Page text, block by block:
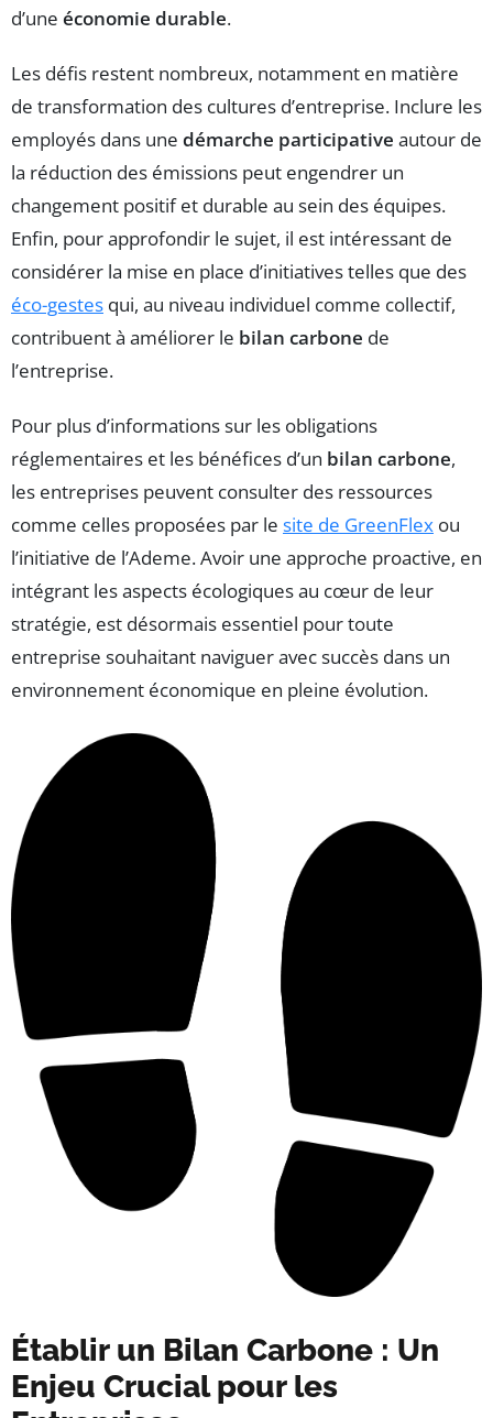
d’une économie durable.
Les défis restent nombreux, notamment en matière
de transformation des cultures d’entreprise. Inclure les
employés dans une démarche participative autour de
la réduction des émissions peut engendrer un
changement positif et durable au sein des équipes.
Enfin, pour approfondir le sujet, il est intéressant de
considérer la mise en place d’initiatives telles que des
éco-gestes qui, au niveau individuel comme collectif,
contribuent à améliorer le bilan carbone de
l’entreprise.
Pour plus d’informations sur les obligations
réglementaires et les bénéfices d’un bilan carbone,
les entreprises peuvent consulter des ressources
comme celles proposées par le site de GreenFlex ou
l’initiative de l’Ademe. Avoir une approche proactive, en
intégrant les aspects écologiques au cœur de leur
stratégie, est désormais essentiel pour toute
entreprise souhaitant naviguer avec succès dans un
environnement économique en pleine évolution.
Établir un Bilan Carbone : Un
Enjeu Crucial pour les